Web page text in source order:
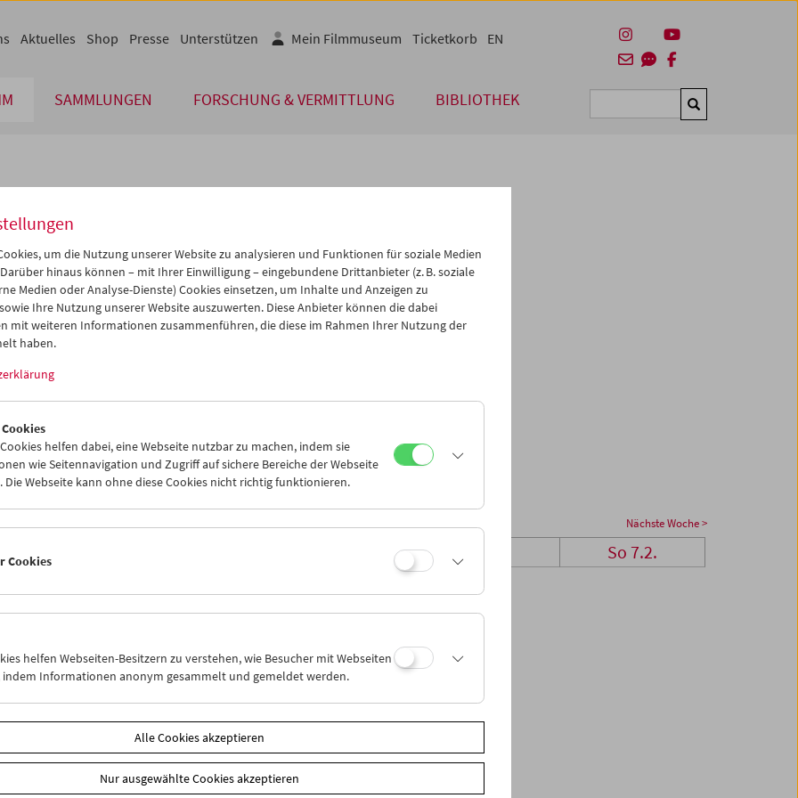
SAMMLUNGEN FORSCHUNG & VERMITTLUNG BIBLIOTHEK Suchen
Aktuelles Shop Presse Unterstützen Mein Filmmuseum Ticketkorb EN
Feb 2021 >>
Mi Do Fr Sa So
03 04 05 06
07
10 11 12 13
14
17 18
24 25
10
iCalender
Programmheft-PDF
English language or subtitles
Nächste Woche >
Mi 3.2. So 7.2.
um die Nutzung unserer Website zu analysieren und Funktionen für soziale Medien
hinaus können – mit Ihrer Einwilligung – eingebundene Drittanbieter (z. B. soziale
Medien oder Analyse-Dienste) Cookies einsetzen, um Inhalte und Anzeigen zu
Ihre Nutzung unserer Website auszuwerten. Diese Anbieter können die dabei
mit weiteren Informationen zusammenführen, die diese im Rahmen Ihrer Nutzung der
haben.
helfen dabei, eine Webseite nutzbar zu machen, indem sie
wie Seitennavigation und Zugriff auf sichere Bereiche der Webseite
Die Webseite kann ohne diese Cookies nicht richtig funktionieren.
Cookies
helfen Webseiten-Besitzern zu verstehen, wie Besucher mit Webseiten
indem Informationen anonym gesammelt und gemeldet werden.
Alle Cookies akzeptieren
Nur ausgewählte Cookies akzeptieren